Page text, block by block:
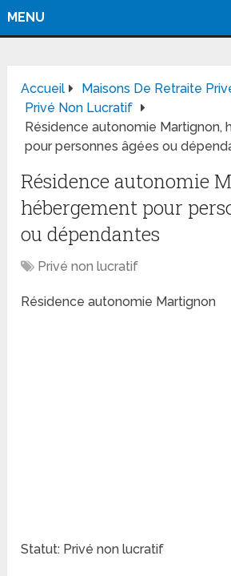
MENU
Accueil
Maisons De Retraite
Privé Non Lucratif
Résidence autonomie Martignon,
pour personnes âgées ou
Résidence autonomie
hébergement pour
ou dépendantes
Privé non lucratif
Résidence autonomie Martignon
Statut: Privé non lucratif